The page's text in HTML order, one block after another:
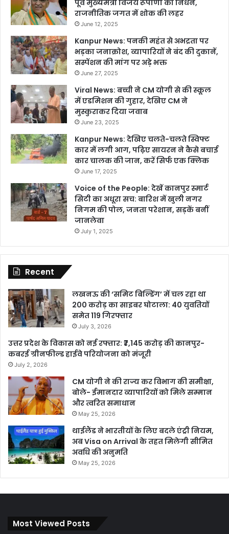
पूर्व मुख्यमंत्री विजय रूपाणी का निधन,
राजनीतिक जगत में शोक की लहर
June 12, 2025
Kanpur News: पनकी महंत से अभद्रता पर
भड़का जनाक्रोश, व्यापारियों ने बंद की दुकानें,
सस्पेंशन की मांग पर अड़े भक्त
June 27, 2025
Viral News: बच्ची ने CM योगी से की स्कूल
में एडमिशन की गुहार, देखिए CM ने
मुस्कुराकर दिया जवाब
June 23, 2025
Kanpur News: देखिए चलते-चलते स्विफ्ट
कार में लगी आग, पढ़िए सायरन ने कैसे बचाई
कार चालक की जान, करें सिर्फ एक क्लिक
June 17, 2025
Voice of the People: देखें कानपुर स्मार्ट
सिटी का अधूरा सच: बारिश में खुली नगर
निगम की पोल, जनता परेशान, सड़कें बनीं
जानलेवा
July 1, 2025
Recent
लखनऊ की ‘समिट बिल्डिंग’ में चल रहा था
200 करोड़ का साइबर घोटाला: 40 युवतियों
समेत 119 गिरफ्तार
July 3, 2026
उत्तर प्रदेश के विकास को नई रफ्तार: ₹7,145 करोड़ की कानपुर-
कबरई ग्रीनफील्ड हाईवे परियोजना को मंजूरी
July 2, 2026
CM योगी ने की राज्य कर विभाग की समीक्षा,
बोले- ईमानदार व्यापारियों को मिले सम्मान
और त्वरित समाधान
May 25, 2026
थाईलैंड ने भारतीयों के लिए बदले एंट्री नियम,
अब Visa on Arrival के तहत मिलेगी सीमित
अवधि की अनुमति
May 25, 2026
Most Viewed Posts